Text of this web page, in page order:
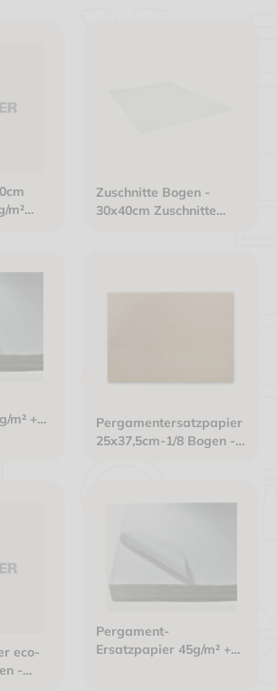
m²
Zuschnitte Bogen -
30x40cm Zuschnitte
m² +
Pergamentersatzpapier
25x37,5cm-1/8 Bogen -
eco-
-
Pergament-
Ersatzpapier 45g/m² +